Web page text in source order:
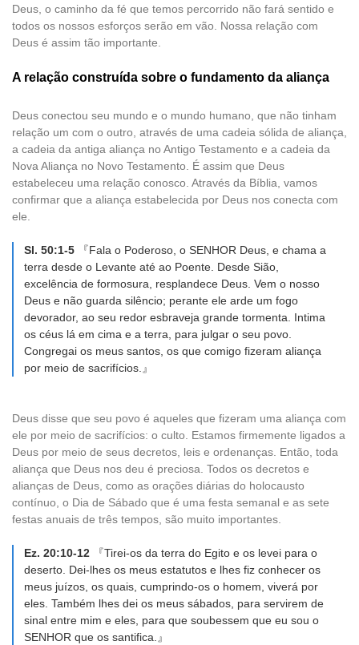
Deus, o caminho da fé que temos percorrido não fará sentido e
todos os nossos esforços serão em vão. Nossa relação com
Deus é assim tão importante.
A relação construída sobre o fundamento da aliança
Deus conectou seu mundo e o mundo humano, que não tinham
relação um com o outro, através de uma cadeia sólida de aliança,
a cadeia da antiga aliança no Antigo Testamento e a cadeia da
Nova Aliança no Novo Testamento. É assim que Deus
estabeleceu uma relação conosco. Através da Bíblia, vamos
confirmar que a aliança estabelecida por Deus nos conecta com
ele.
Sl. 50:1-5 『Fala o Poderoso, o SENHOR Deus, e chama a
terra desde o Levante até ao Poente. Desde Sião,
excelência de formosura, resplandece Deus. Vem o nosso
Deus e não guarda silêncio; perante ele arde um fogo
devorador, ao seu redor esbraveja grande tormenta. Intima
os céus lá em cima e a terra, para julgar o seu povo.
Congregai os meus santos, os que comigo fizeram aliança
por meio de sacrifícios.』
Deus disse que seu povo é aqueles que fizeram uma aliança com
ele por meio de sacrifícios: o culto. Estamos firmemente ligados a
Deus por meio de seus decretos, leis e ordenanças. Então, toda
aliança que Deus nos deu é preciosa. Todos os decretos e
alianças de Deus, como as orações diárias do holocausto
contínuo, o Dia de Sábado que é uma festa semanal e as sete
festas anuais de três tempos, são muito importantes.
Ez. 20:10-12 『Tirei-os da terra do Egito e os levei para o
deserto. Dei-lhes os meus estatutos e lhes fiz conhecer os
meus juízos, os quais, cumprindo-os o homem, viverá por
eles. Também lhes dei os meus sábados, para servirem de
sinal entre mim e eles, para que soubessem que eu sou o
SENHOR que os santifica.』